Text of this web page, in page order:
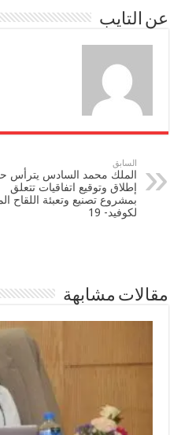
عن التايب
السابق
الملك محمد السادس يترأس
إطلاق وتوقيع اتفاقيات تتعلق
بمشروع تصنيع وتعبئة اللقاح
لكوفيد- 19
مقالات مشابهة